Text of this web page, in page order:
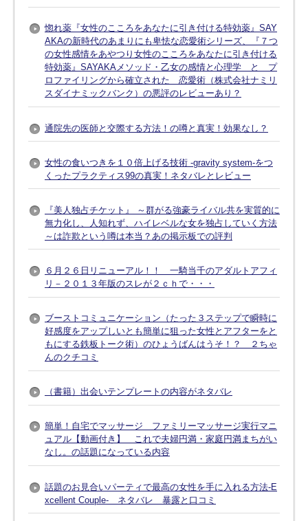
惚れ薬『女性のこころをあなたに引き付ける特効薬』SAY
AKAの新時代のあまりにも卑怯な恋愛術シリーズ、『７つ
の女性感情をあやつり女性のこころをあなたに引き付ける
特効薬』SAYAKAメソッド・乙女の感情と心理学 と プ
ロファイリングから確立された 恋愛術（株式会社ナミリ
スダイナミックバンク）の悪評のレビューあり？
通院先の医師と交際する方法！の噂と真実！効果なし？
女性の食いつきを１０倍上げる技術 -gravity system-をつ
くったプラクティス99の真実！ネタバレとレビュー
『美人独占チケット』 ～群がる強豪ライバル共を実質的に
無力化し、人知れず、ハイレベルな女を独占していく方法
～は詐欺という噂は本当？あの掲示板での評判
６月２６日リニューアル！！ 一騎当千のアダルトアフィ
リ－２０１３年版のスレが２ｃｈで・・・
ブーストコミュニケーション（たった３ステップで瞬時に
好感度をアップしいとも簡単に狙った女性とアフターをと
もにする鉄板トーク術）のひょうばんはうそ！？ ２ちゃ
んのクチコミ
（書籍）出会いテンプレートの内容がネタバレ
簡単！自宅でマッサージ ファミリーマッサージ実行マニ
ュアル【動画付き】 これで夫婦円満・家庭円満まちがい
なし。の話題になっている内容
話題のお見合いパーティで最高の女性を手に入れる方法-E
xcellent Couple- ネタバレ 暴露と口コミ